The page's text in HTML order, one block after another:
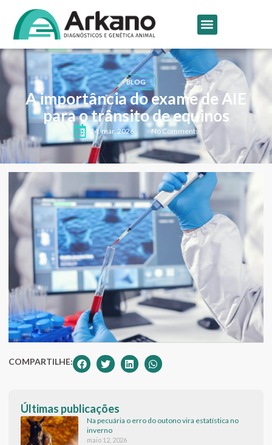
BLOG
A importância do exame de AIE
para o trânsito de equinos
24, mar, 2026 No Comments
COMPARTILHE:
Últimas publicações
Na pecuária o erro do outono vira estatística no
inverno
maio 12, 2026